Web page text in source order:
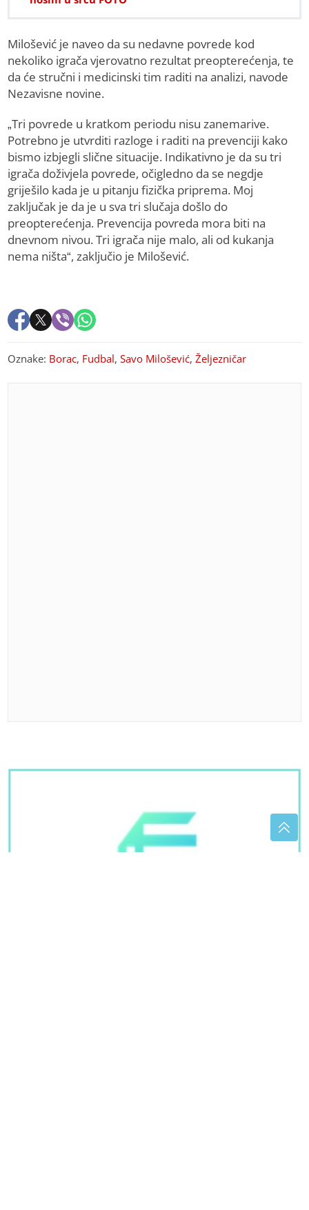
Milošević je naveo da su nedavne povrede kod
nekoliko igrača vjerovatno rezultat preopterećenja, te
da će stručni i medicinski tim raditi na analizi, navode
Nezavisne novine.
„Tri povrede u kratkom periodu nisu zanemarive.
Potrebno je utvrditi razloge i raditi na prevenciji kako
bismo izbjegli slične situacije. Indikativno je da su tri
igrača doživjela povrede, očigledno da se negdje
griješilo kada je u pitanju fizička priprema. Moj
zaključak je da je u sva tri slučaja došlo do
preopterećenja. Prevencija povreda mora biti na
dnevnom nivou. Tri igrača nije malo, ali od kukanja
nema ništa“, zaključio je Milošević.
Oznake: Borac, Fudbal,Savo Milošević,Željezničar